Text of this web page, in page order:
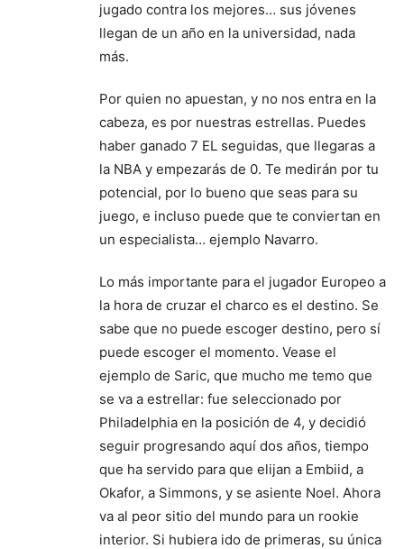
jugado contra los mejores… sus jóvenes
llegan de un año en la universidad, nada
más.
Por quien no apuestan, y no nos entra en la
cabeza, es por nuestras estrellas. Puedes
haber ganado 7 EL seguidas, que llegaras a
la NBA y empezarás de 0. Te medirán por tu
potencial, por lo bueno que seas para su
juego, e incluso puede que te conviertan en
un especialista… ejemplo Navarro.
Lo más importante para el jugador Europeo a
la hora de cruzar el charco es el destino. Se
sabe que no puede escoger destino, pero sí
puede escoger el momento. Vease el
ejemplo de Saric, que mucho me temo que
se va a estrellar: fue seleccionado por
Philadelphia en la posición de 4, y decidió
seguir progresando aquí dos años, tiempo
que ha servido para que elijan a Embiid, a
Okafor, a Simmons, y se asiente Noel. Ahora
va al peor sitio del mundo para un rookie
interior. Si hubiera ido de primeras, su única